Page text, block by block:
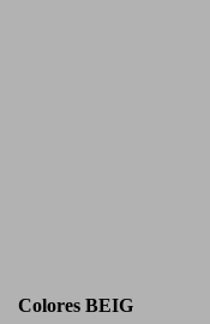
Colores BEIG